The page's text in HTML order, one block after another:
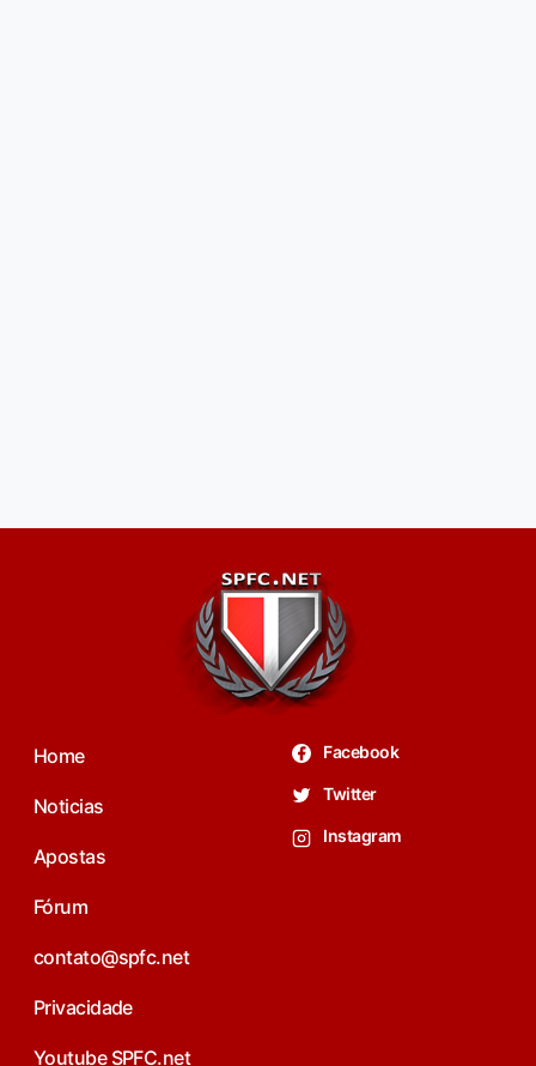
Home
Noticias
Apostas
Fórum
contato@spfc.net
Privacidade
Youtube SPFC.net
Facebook
Twitter
Instagram